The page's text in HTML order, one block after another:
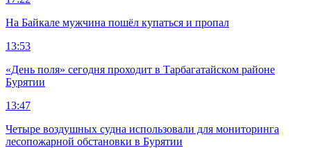
На Байкале мужчина пошёл купаться и пропал
13:53
«День поля» сегодня проходит в Тарбагатайском районе
Бурятии
13:47
Четыре воздушных судна использовали для мониторинга
лесопожарной обстановки в Бурятии